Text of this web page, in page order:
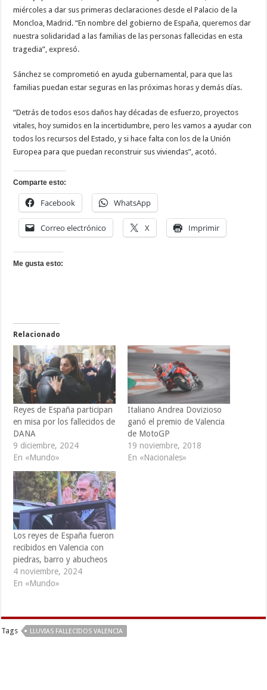
miércoles a dar sus primeras declaraciones desde el Palacio de la
Moncloa, Madrid. “En nombre del gobierno de España, queremos dar
nuestra solidaridad a las familias de las personas fallecidas en esta
tragedia”, expresó.
Sánchez se comprometió en ayuda gubernamental, para que las
familias puedan estar seguras en las próximas horas y demás días.
“Detrás de todos esos daños hay décadas de esfuerzo, proyectos
vitales, hoy sumidos en la incertidumbre, pero les vamos a ayudar con
todos los recursos del Estado, y si hace falta con los de la Unión
Europea para que puedan reconstruir sus viviendas”, acotó.
Comparte esto:
Facebook WhatsApp
Correo electrónico X Imprimir
Me gusta esto:
Relacionado
Reyes de España participan
en misa por los fallecidos de
DANA
9 diciembre, 2024
En «Mundo»
Italiano Andrea Dovizioso
ganó el premio de Valencia
de MotoGP
19 noviembre, 2018
En «Nacionales»
Los reyes de España fueron
recibidos en Valencia con
piedras, barro y abucheos
4 noviembre, 2024
En «Mundo»
Tags LLUVIAS FALLECIDOS VALENCIA